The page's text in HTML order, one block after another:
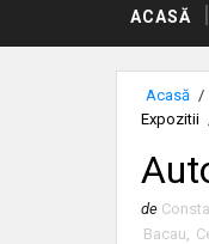
ACASĂ
Acasă /
Expozitii
de
Bacau,